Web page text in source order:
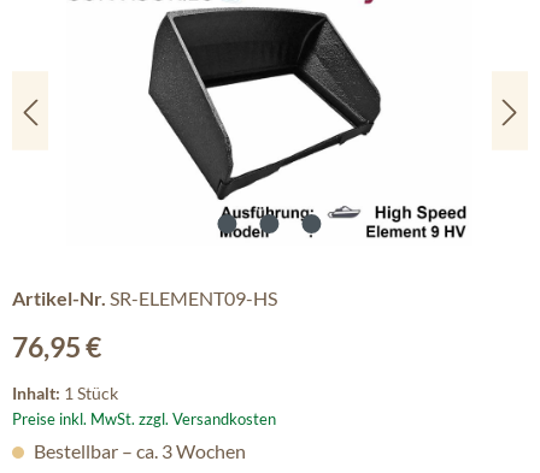
Artikel-Nr. SR-ELEMENT09-HS
Regulärer Preis:
76,95 €
Inhalt: 1 Stück
Preise inkl. MwSt. zzgl. Versandkosten
Bestellbar – ca. 3 Wochen